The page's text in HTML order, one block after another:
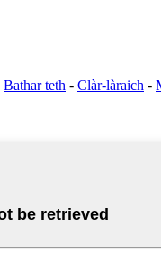
Bathar teth - Clàr-làraich -